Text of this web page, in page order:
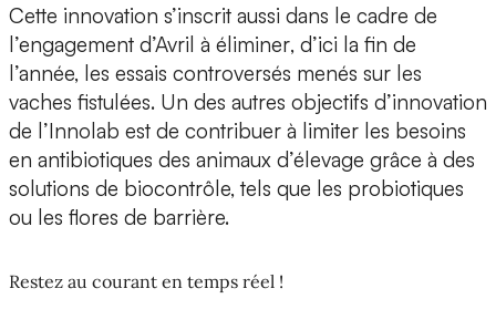
Cette innovation s’inscrit aussi dans le cadre de
l’engagement d’Avril à éliminer, d’ici la fin de
l’année, les essais controversés menés sur les
vaches fistulées. Un des autres objectifs d’innovation
de l’Innolab est de contribuer à limiter les besoins
en antibiotiques des animaux d’élevage grâce à des
solutions de biocontrôle, tels que les probiotiques
ou les flores de barrière.
Restez au courant en temps réel !